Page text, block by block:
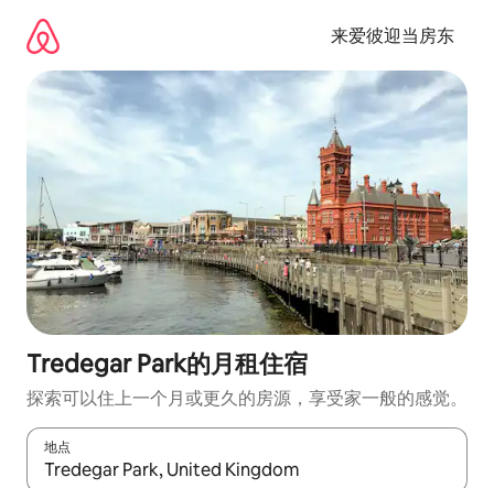
来爱彼迎当房东
Tredegar Park的月租住宿
探索可以住上一个月或更久的房源，享受家一般的感觉。
地点
如有搜索结果，请使用上下方向键查看，或通过点击或滑动手势